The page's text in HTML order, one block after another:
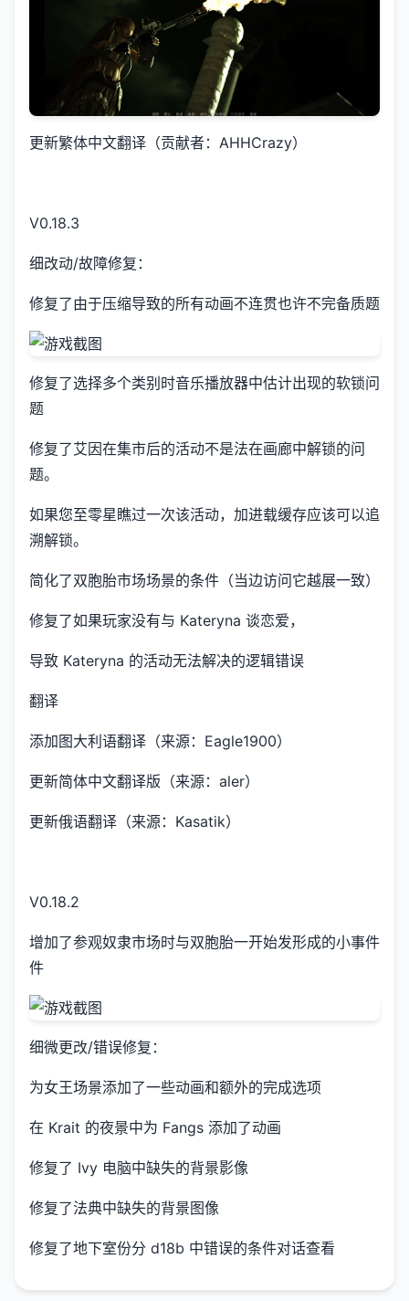
更新繁体中文翻译（贡献者：AHHCrazy）
V0.18.3
细改动/故障修复：
修复了由于压缩导致的所有动画不连贯也许不完备质题
修复了选择多个类别时音乐播放器中估计出现的软锁问
题
修复了艾因在集市后的活动不是法在画廊中解锁的问
题。
如果您至零星瞧过一次该活动，加进载缓存应该可以追
溯解锁。
简化了双胞胎市场场景的条件（当边访问它越展一致）
修复了如果玩家没有与 Kateryna 谈恋爱，
导致 Kateryna 的活动无法解决的逻辑错误
翻译
添加图大利语翻译（来源：Eagle1900）
更新简体中文翻译版（来源：aler）
更新俄语翻译（来源：Kasatik）
V0.18.2
增加了参观奴隶市场时与双胞胎一开始发形成的小事件
件
细微更改/错误修复：
为女王场景添加了一些动画和额外的完成选项
在 Krait 的夜景中为 Fangs 添加了动画
修复了 Ivy 电脑中缺失的背景影像
修复了法典中缺失的背景图像
修复了地下室份分 d18b 中错误的条件对话查看